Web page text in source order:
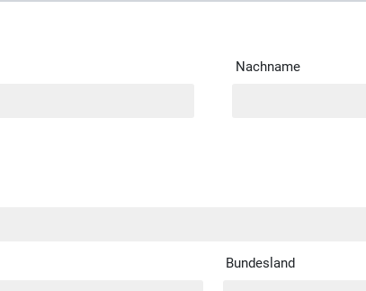
Nachname
Bundesland